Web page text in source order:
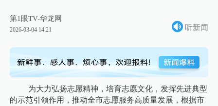
第1眼TV-华龙网
2026-03-04 14:21 听新闻
为大力弘扬志愿精神，培育志愿文化，发挥先进典型
的示范引领作用，推动全市志愿服务高质量发展，根据市